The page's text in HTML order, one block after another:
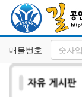
매물번호